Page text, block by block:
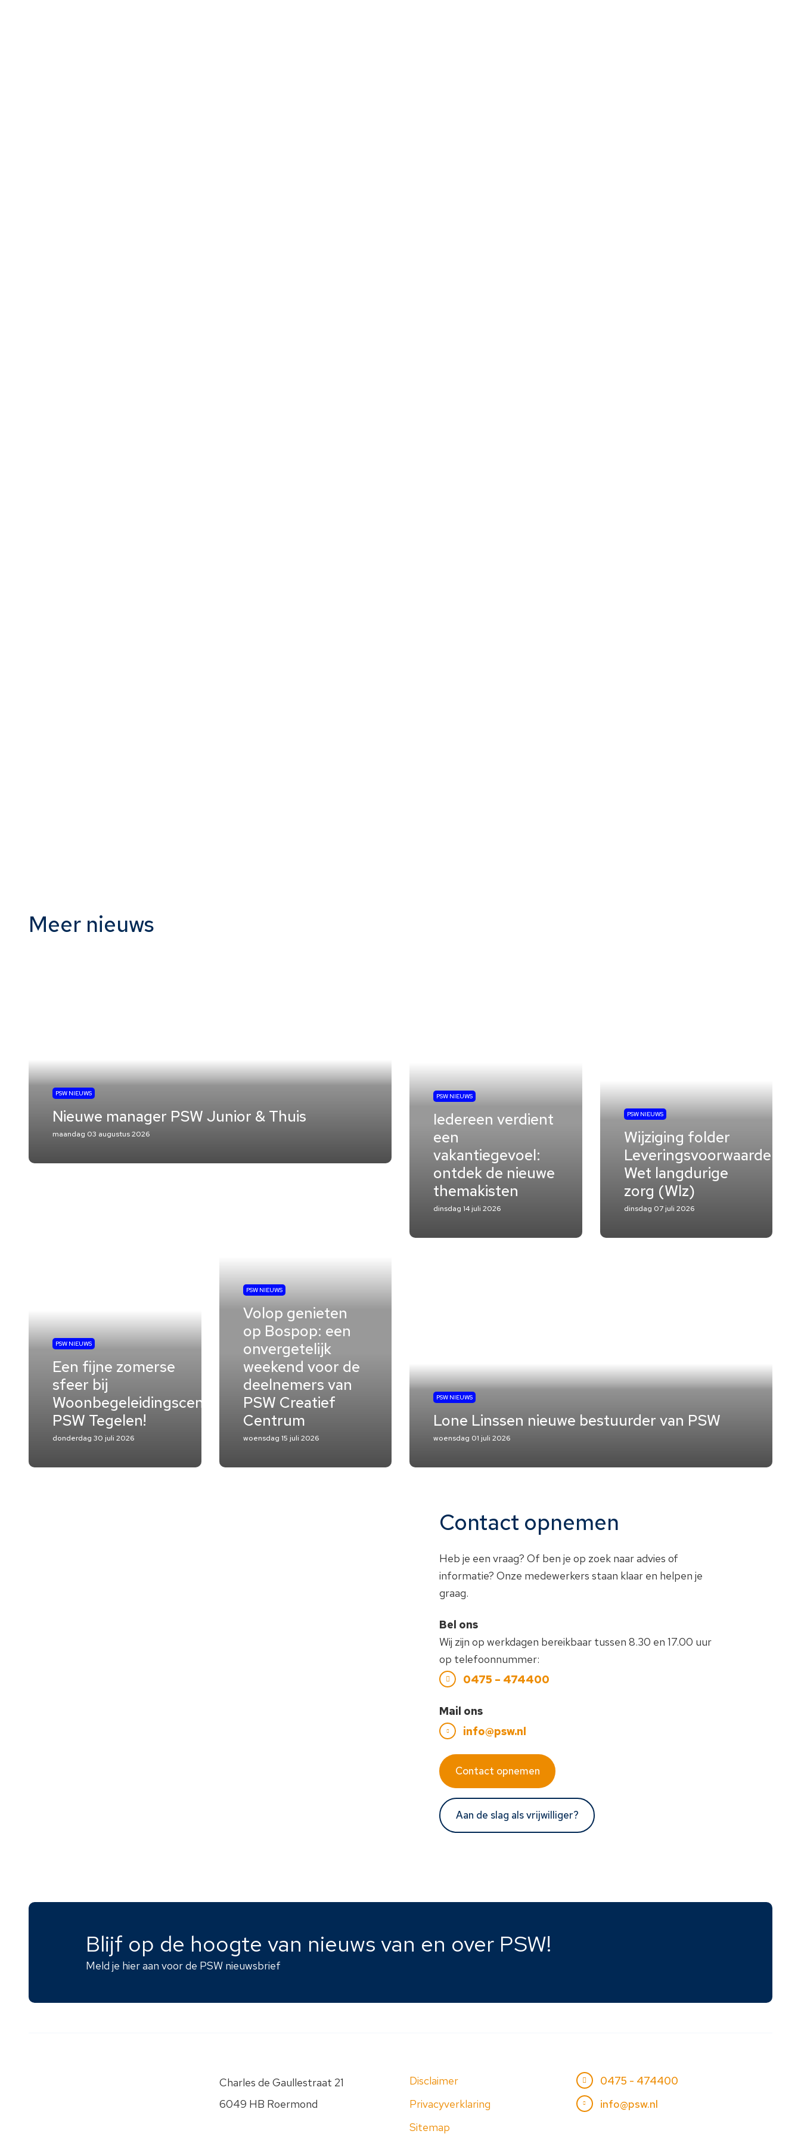
Meer nieuws
PSW NIEUWS
Nieuwe manager PSW Junior & Thuis
maandag 03 augustus 2026
PSW NIEUWS
Een fijne zomerse
sfeer bij
Woonbegeleidingscentrum
PSW Tegelen!
donderdag 30 juli 2026
PSW NIEUWS
Volop genieten
op Bospop: een
onvergetelijk
weekend voor de
deelnemers van
PSW Creatief
Centrum
woensdag 15 juli 2026
PSW NIEUWS
Iedereen verdient
een
vakantiegevoel:
ontdek de nieuwe
themakisten
dinsdag 14 juli 2026
PSW NIEUWS
Wijziging folder
Leveringsvoorwaarden
Wet langdurige
zorg (Wlz)
dinsdag 07 juli 2026
PSW NIEUWS
Lone Linssen nieuwe bestuurder van PSW
woensdag 01 juli 2026
Contact opnemen
Heb je een vraag? Of ben je op zoek naar advies of
informatie? Onze medewerkers staan klaar en helpen je
graag.
Bel ons
Wij zijn op werkdagen bereikbaar tussen 8.30 en 17.00 uur
op telefoonnummer:
0475 – 474400
Mail ons
info@psw.nl
Contact opnemen
Aan de slag als vrijwilliger?
Blijf op de hoogte van nieuws van en over PSW!
Meld je hier aan voor de PSW nieuwsbrief
Charles de Gaullestraat 21
6049 HB Roermond
Disclaimer
Privacyverklaring
Sitemap
0475 - 474400
info@psw.nl